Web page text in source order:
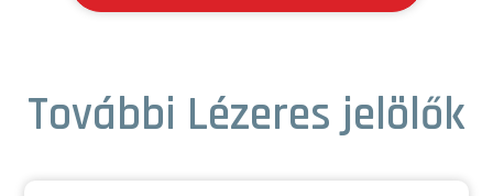
További Lézeres jelölők